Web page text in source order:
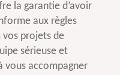
la garantie d’avoir
aux règles
vos projets de
sérieuse et
vous accompagner